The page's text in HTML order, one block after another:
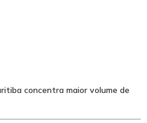
concentra maior volume de